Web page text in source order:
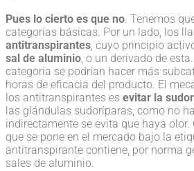
Pues lo cierto es que no. Tenemos
categorías básicas. Por un lado, los
antitranspirantes, cuyo principio
sal de aluminio, o un derivado de
categoría se podrían hacer más
horas de eficacia del producto. El
los antitranspirantes es evitar la
las glándulas sudoríparas, como no
indirectamente se evita que haya
que se pone en el mercado bajo la
antitranspirante contiene, por norma
sales de aluminio.